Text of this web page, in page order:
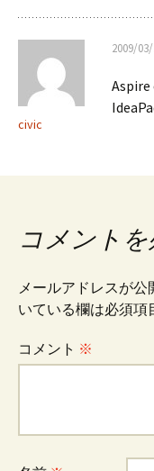
ン
civic
2009/
Aspire
コメント
メールアドレスが公
いている欄は必須項
コメント ※